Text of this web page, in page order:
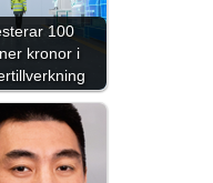
100
kronor i